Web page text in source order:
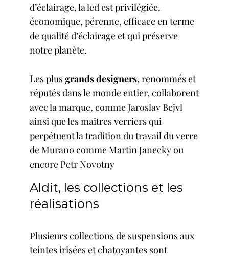
d’éclairage, la led est privilégiée,
économique, pérenne, efficace en terme
de qualité d’éclairage et qui préserve
notre planète.
Les plusgrands designers, renommés et
réputés dans le monde entier, collaborent
avec la marque, comme Jaroslav Bejvl
ainsi que les maitres verriers qui
perpétuent la tradition du travail du verre
de Murano comme Martin Janecky ou
encore Petr Novotny
Aldit, les collections et les
réalisations
Plusieurs collections de suspensions aux
teintes irisées et chatoyantes sont